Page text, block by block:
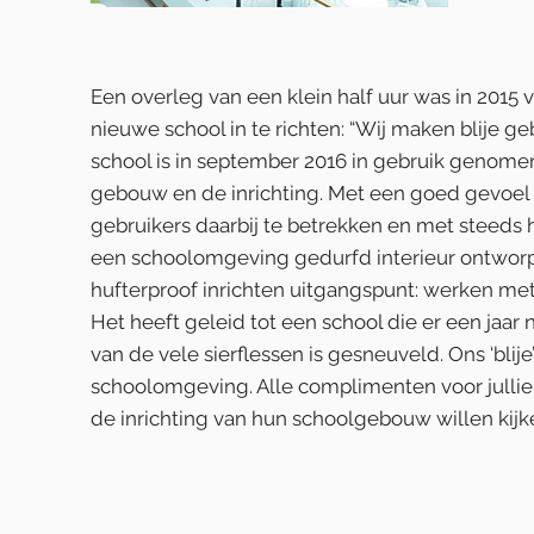
Een overleg van een klein half uur was in
nieuwe school in te richten: “Wij maken blije
school is in september 2016 in gebruik
gebouw en de inrichting. Met een goed
gebruikers daarbij te betrekken en met steeds
een schoolomgeving gedurfd interieur
hufterproof inrichten uitgangspunt: werken
Het heeft geleid tot een school die er een jaar
van de vele sierflessen is gesneuveld. Ons
schoolomgeving. Alle complimenten voor
de inrichting van hun schoolgebouw willen